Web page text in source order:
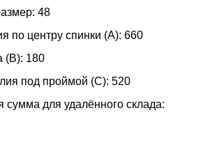
48
по центру спинки (A): 660
(B): 180
под проймой (С): 520
сумма для удалённого склада: